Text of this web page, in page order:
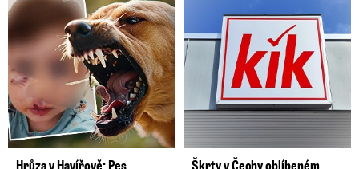
Hrůza v Havířově: Pes
Škrty v Čechy oblíbeném